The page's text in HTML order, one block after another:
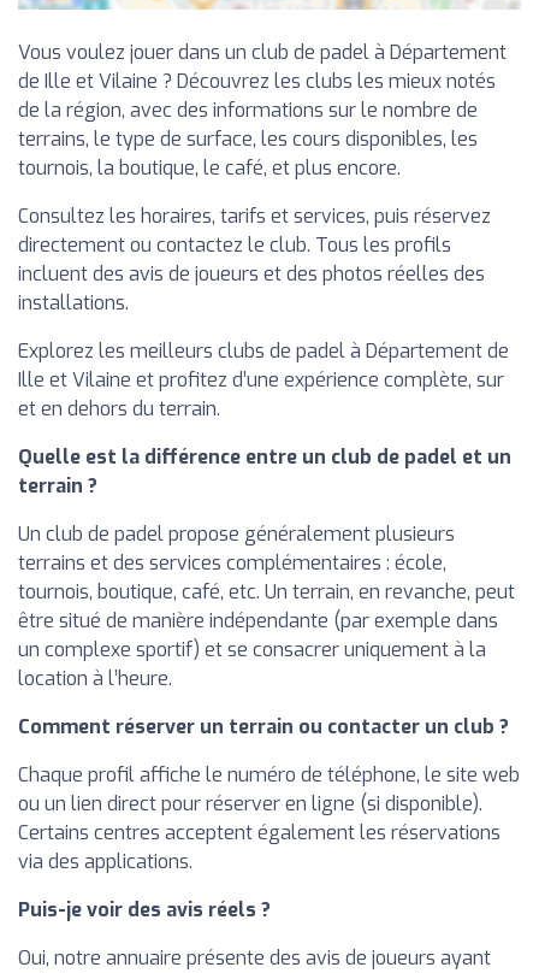
Vous voulez jouer dans un club de padel à Département
de Ille et Vilaine ? Découvrez les clubs les mieux notés
de la région, avec des informations sur le nombre de
terrains, le type de surface, les cours disponibles, les
tournois, la boutique, le café, et plus encore.
Consultez les horaires, tarifs et services, puis réservez
directement ou contactez le club. Tous les profils
incluent des avis de joueurs et des photos réelles des
installations.
Explorez les meilleurs clubs de padel à Département de
Ille et Vilaine et profitez d’une expérience complète, sur
et en dehors du terrain.
Quelle est la différence entre un club de padel et un
terrain ?
Un club de padel propose généralement plusieurs
terrains et des services complémentaires : école,
tournois, boutique, café, etc. Un terrain, en revanche, peut
être situé de manière indépendante (par exemple dans
un complexe sportif) et se consacrer uniquement à la
location à l’heure.
Comment réserver un terrain ou contacter un club ?
Chaque profil affiche le numéro de téléphone, le site web
ou un lien direct pour réserver en ligne (si disponible).
Certains centres acceptent également les réservations
via des applications.
Puis-je voir des avis réels ?
Oui, notre annuaire présente des avis de joueurs ayant